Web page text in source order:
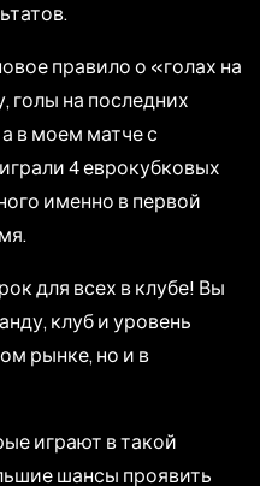
правило о «голах на
голы на последних
в моем матче с
4 еврокубковых
именно в первой
для всех в клубе! Вы
клуб и уровень
рынке, но и в
играют в такой
шансы проявить